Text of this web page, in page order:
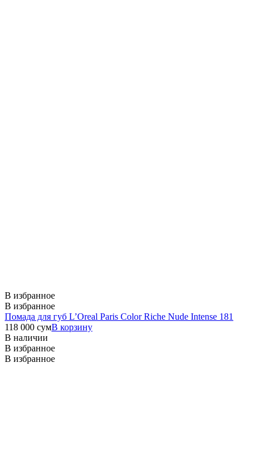
В избранное
В избранное
Помада для губ L’Oreal Paris Color Riche Nude Intense 181
118 000 сумВ корзину
В наличии
В избранное
В избранное